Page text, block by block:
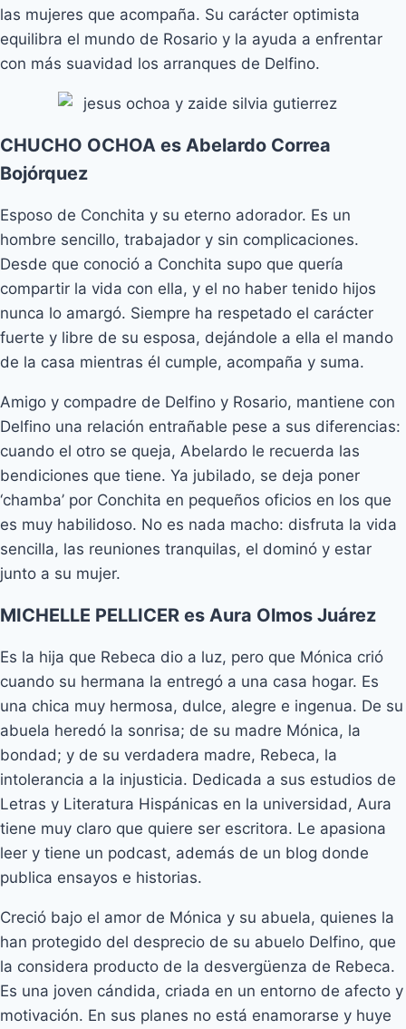
las mujeres que acompaña. Su carácter optimista
equilibra el mundo de Rosario y la ayuda a enfrentar
con más suavidad los arranques de Delfino.
CHUCHO OCHOA es Abelardo Correa
Bojórquez
Esposo de Conchita y su eterno adorador. Es un
hombre sencillo, trabajador y sin complicaciones.
Desde que conoció a Conchita supo que quería
compartir la vida con ella, y el no haber tenido hijos
nunca lo amargó. Siempre ha respetado el carácter
fuerte y libre de su esposa, dejándole a ella el mando
de la casa mientras él cumple, acompaña y suma.
Amigo y compadre de Delfino y Rosario, mantiene con
Delfino una relación entrañable pese a sus diferencias:
cuando el otro se queja, Abelardo le recuerda las
bendiciones que tiene. Ya jubilado, se deja poner
‘chamba’ por Conchita en pequeños oficios en los que
es muy habilidoso. No es nada macho: disfruta la vida
sencilla, las reuniones tranquilas, el dominó y estar
junto a su mujer.
MICHELLE PELLICER es Aura Olmos Juárez
Es la hija que Rebeca dio a luz, pero que Mónica crió
cuando su hermana la entregó a una casa hogar. Es
una chica muy hermosa, dulce, alegre e ingenua. De su
abuela heredó la sonrisa; de su madre Mónica, la
bondad; y de su verdadera madre, Rebeca, la
intolerancia a la injusticia. Dedicada a sus estudios de
Letras y Literatura Hispánicas en la universidad, Aura
tiene muy claro que quiere ser escritora. Le apasiona
leer y tiene un podcast, además de un blog donde
publica ensayos e historias.
Creció bajo el amor de Mónica y su abuela, quienes la
han protegido del desprecio de su abuelo Delfino, que
la considera producto de la desvergüenza de Rebeca.
Es una joven cándida, criada en un entorno de afecto y
motivación. En sus planes no está enamorarse y huye